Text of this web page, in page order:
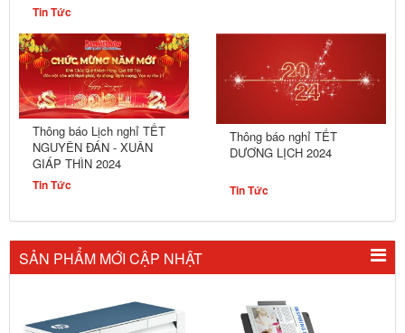
Tin Tức
Thông báo Lịch nghỉ TẾT
NGUYÊN ĐÁN - XUÂN
GIÁP THÌN 2024
Tin Tức
Thông báo nghỉ TẾT
DƯƠNG LỊCH 2024
Tin Tức
SẢN PHẨM MỚI CẬP NHẬT